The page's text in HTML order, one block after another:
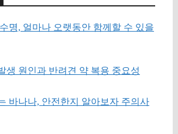
명, 얼마나 오랫동안 함께할 수 있을
생 원인과 반려견 약 복용 중요성
바나나, 안전한지 알아보자 주의사